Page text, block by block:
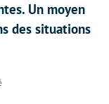
Un moyen
des situations